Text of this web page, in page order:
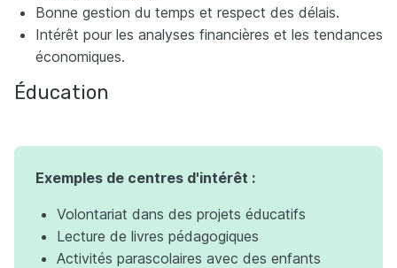
Bonne gestion du temps et respect des délais.
Intérêt pour les analyses financières et les tendances
économiques.
Éducation
Exemples de centres d'intérêt :
Volontariat dans des projets éducatifs
Lecture de livres pédagogiques
Activités parascolaires avec des enfants